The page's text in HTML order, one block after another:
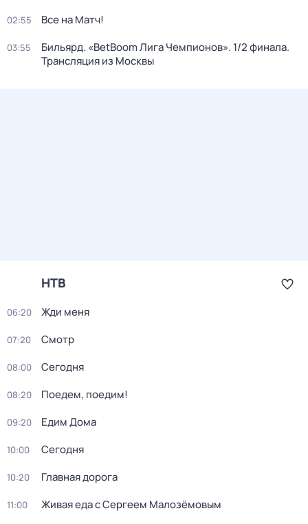
02:55 Все на Матч!
03:55
Бильярд. «BetBoom Лига Чемпионов». 1/2 финала.
Трансляция из Москвы
НТВ
06:20 Жди меня
07:20 Смотр
08:00 Сегодня
08:20 Поедем, поедим!
09:20 Едим Дома
10:00 Сегодня
10:20 Главная дорога
11:00 Живая еда с Сергеем Малозёмовым